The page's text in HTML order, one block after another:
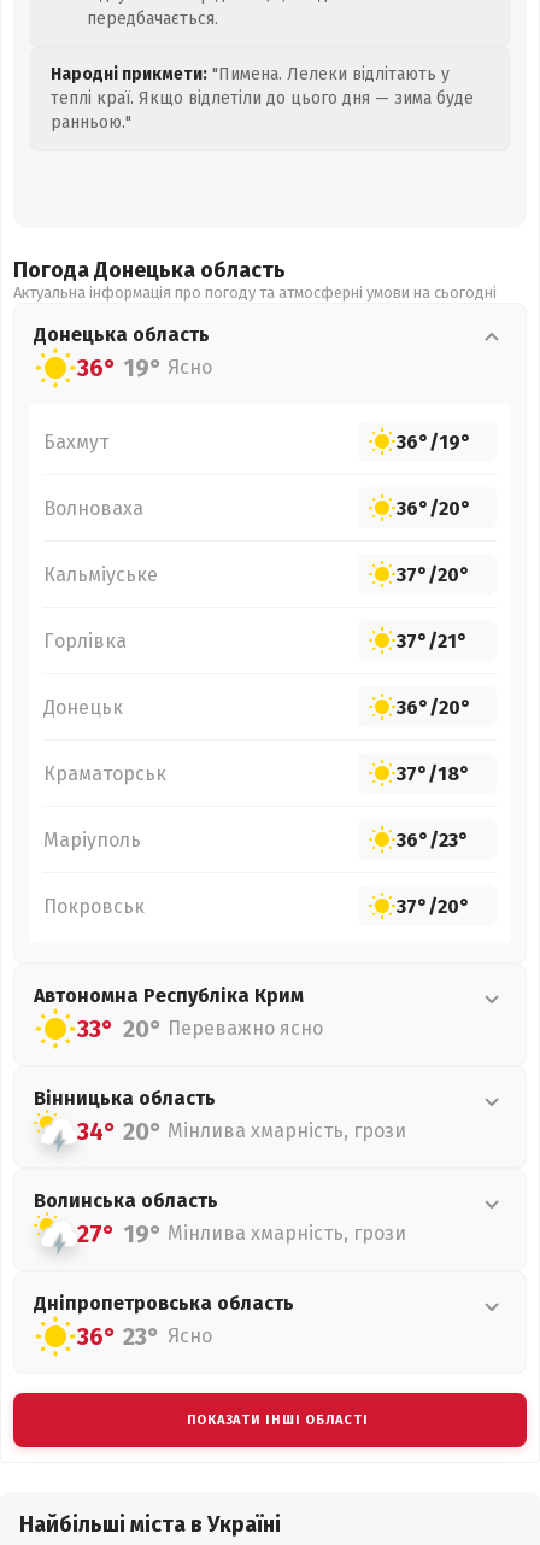
передбачається.
Народні прикмети: "Пимена. Лелеки відлітають у
теплі краї. Якщо відлетіли до цього дня — зима буде
ранньою."
Погода Донецька область
Актуальна інформація про погоду та атмосферні умови на сьогодні
Донецька область
36° 19° Ясно
Бахмут 36°/19°
Волноваха 36°/20°
Кальміуське 37°/20°
Горлівка 37°/21°
Донецьк 36°/20°
Краматорськ 37°/18°
Маріуполь 36°/23°
Покровськ 37°/20°
Автономна Республіка Крим
33° 20° Переважно ясно
Вінницька область
34° 20° Мінлива хмарність, грози
Волинська область
27° 19° Мінлива хмарність, грози
Дніпропетровська область
36° 23° Ясно
ПОКАЗАТИ ІНШІ ОБЛАСТІ
Найбільші міста в Україні